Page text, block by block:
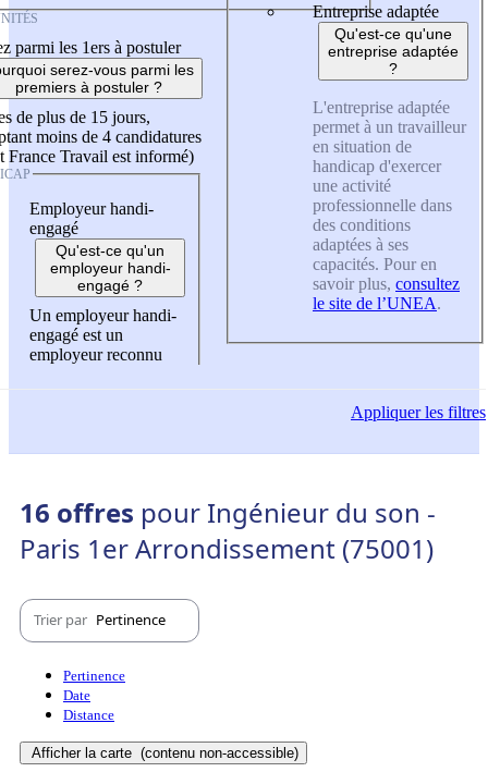
parmi les 1ers à postuler
serez-vous parmi les
premiers à postuler ?
de plus de 15 jours,
moins de 4 candidatures
France Travail est informé)
Employeur handi-
engagé
Qu'est-ce qu'un
employeur handi-
engagé ?
Un employeur handi-
engagé est un
employeur reconnu
Entreprise adaptée
Qu'est-ce qu'une
entreprise adaptée
?
L'entreprise adaptée
permet à un travailleur
en situation de
handicap d'exercer
une activité
professionnelle dans
des conditions
adaptées à ses
capacités. Pour en
savoir plus, consultez
le site de l’UNEA.
Appliquerles filtres
16 offres pour Ingénieur du son -
Paris 1er Arrondissement (75001)
Trier par Pertinence
Pertinence
Date
Distance
Afficher la carte (contenu non-accessible)